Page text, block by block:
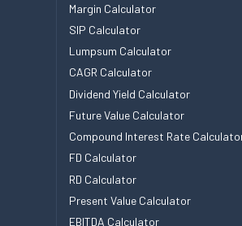
Margin Calculator
SIP Calculator
Lumpsum Calculator
CAGR Calculator
Dividend Yield Calculator
Future Value Calculator
Compound Interest Rate
FD Calculator
RD Calculator
Present Value Calculator
EBITDA Calculator